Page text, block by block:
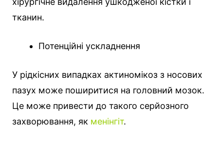
тканин.
Потенційні ускладнення
У рідкісних випадках актиномікоз з носових
пазух може поширитися на головний мозок.
Це може привести до такого серйозного
захворювання, як менінгіт.